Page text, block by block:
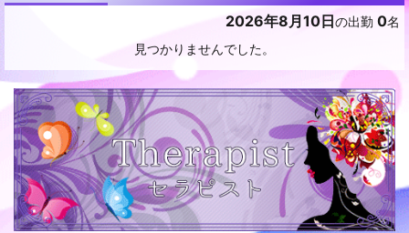
2026年8月10日の出勤 0名
見つかりませんでした。